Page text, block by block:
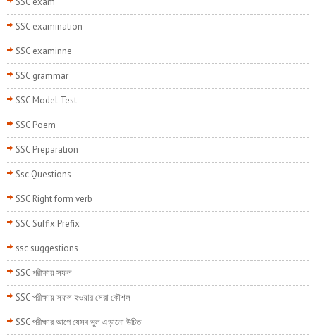
SSC examination
SSC examinne
SSC grammar
SSC Model Test
SSC Poem
SSC Preparation
Ssc Questions
SSC Right form verb
SSC Suffix Prefix
ssc suggestions
SSC পরীক্ষায় সফল
SSC পরীক্ষায় সফল হওয়ার সেরা কৌশল
SSC পরীক্ষার আগে যেসব ভুল এড়ানো উচিত